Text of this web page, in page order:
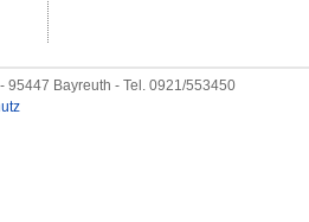
- 95447 Bayreuth - Tel. 0921/553450